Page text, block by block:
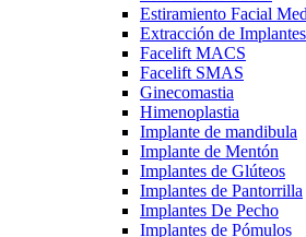
Estiramiento Facial
Extracción de
Facelift MACS
Facelift SMAS
Ginecomastia
Himenoplastia
Implante de mandibula
Implante de Mentón
Implantes de Glúteos
Implantes de Pantorrilla
Implantes De Pecho
Implantes de Pómulos